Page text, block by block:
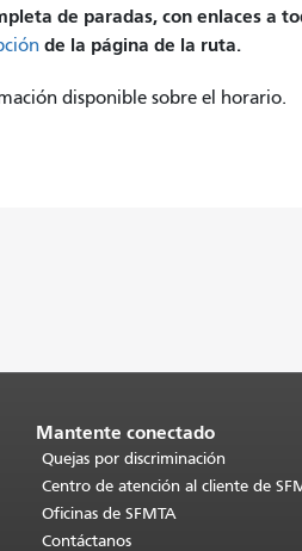
de paradas, con enlaces a
de la página de la ruta.
disponible sobre el horario.
Mantente conectado
Quejas por discriminación
Centro de atención al cliente de
Oficinas de SFMTA
Contáctanos